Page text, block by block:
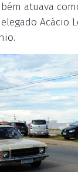
atuava
Acácio